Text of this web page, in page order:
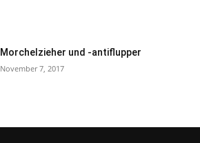
Morchelzieher und -antiflupper
November 7, 2017